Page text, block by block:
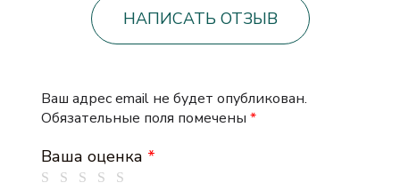
НАПИСАТЬ ОТЗЫВ
Ваш адрес email не будет опубликован.
Обязательные поля помечены *
Ваша оценка *